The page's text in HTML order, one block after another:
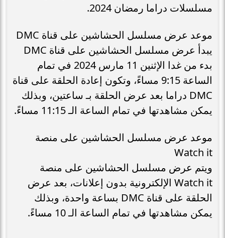
مسلسلات دراما رمضان 2024.
موعد عرض مسلسل الحشاشين على قناة DMC
يبدأ عرض مسلسل الحشاشين على قناة DMC
بدء من غدا الإثنين 11 مارس 2024 في تمام
الساعة 9:15 مساءً، وتكون إعادة الحلقة على قناة
DMC دراما بعد عرض الحلقة بـ ساعتين، وبذلك
يمكن مشاهدتها في تمام الساعة الـ 11:15 مساءً.
موعد عرض مسلسل الحشاشين على منصة
Watch it
ويتم عرض مسلسل الحشاشين على منصة
Watch it الإلكترونية بدون إعلانات، بعد عرض
الحلقة على قناة DMC بساعة واحدة، وبذلك
يمكن مشاهدتها في تمام الساعة الـ 10 مساءً.